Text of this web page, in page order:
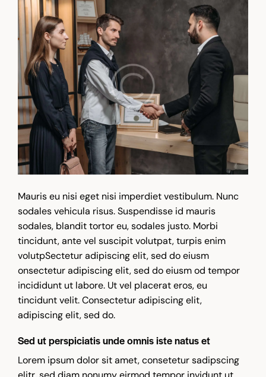
Mauris eu nisi eget nisi imperdiet vestibulum. Nunc
sodales vehicula risus. Suspendisse id mauris
sodales, blandit tortor eu, sodales justo. Morbi
tincidunt, ante vel suscipit volutpat, turpis enim
volutpSectetur adipiscing elit, sed do eiusm
onsectetur adipiscing elit, sed do eiusm od tempor
incididunt ut labore. Ut vel placerat eros, eu
tincidunt velit. Consectetur adipiscing elit,
adipiscing elit, sed do.
Sed ut perspiciatis unde omnis iste natus et
Lorem ipsum dolor sit amet, consetetur sadipscing